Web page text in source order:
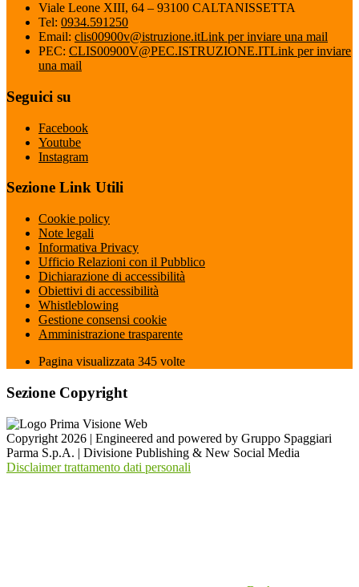
Viale Leone XIII, 64 – 93100 CALTANISSETTA
Tel: 0934.591250
Email: clis00900v@istruzione.itLink per inviare una mail
PEC: CLIS00900V@PEC.ISTRUZIONE.ITLink per inviare
una mail
Seguici su
Facebook
Youtube
Instagram
Sezione Link Utili
Cookie policy
Note legali
Informativa Privacy
Ufficio Relazioni con il Pubblico
Dichiarazione di accessibilità
Obiettivi di accessibilità
Whistleblowing
Gestione consensi cookie
Amministrazione trasparente
Pagina visualizzata 345 volte
Sezione Copyright
Copyright 2026 | Engineered and powered by Gruppo Spaggiari
Parma S.p.A. | Divisione Publishing & New Social Media
Disclaimer trattamento dati personali